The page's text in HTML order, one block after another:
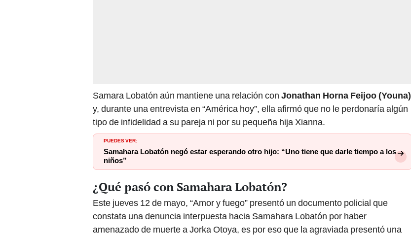
Samara Lobatón aún mantiene una relación con Jonathan Horna Feijoo (Youna)
y, durante una entrevista en “América hoy”, ella afirmó que no le perdonaría algún
tipo de infidelidad a su pareja ni por su pequeña hija Xianna.
PUEDES VER:
Samahara Lobatón negó estar esperando otro hijo: “Uno tiene que darle tiempo a los
niños”
¿Qué pasó con Samahara Lobatón?
Este jueves 12 de mayo, “Amor y fuego” presentó un documento policial que
constata una denuncia interpuesta hacia Samahara Lobatón por haber
amenazado de muerte a Jorka Otoya, es por eso que la agraviada presentó una